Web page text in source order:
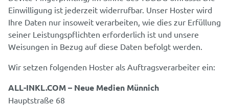
Einwilligung ist jederzeit widerrufbar. Unser Hoster wird
Ihre Daten nur insoweit verarbeiten, wie dies zur Erfüllung
seiner Leistungspflichten erforderlich ist und unsere
Weisungen in Bezug auf diese Daten befolgt werden.
Wir setzen folgenden Hoster als Auftragsverarbeiter ein:
ALL-INKL.COM – Neue Medien Münnich
Hauptstraße 68